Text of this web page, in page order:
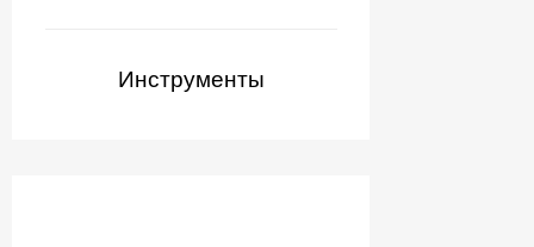
Инструменты